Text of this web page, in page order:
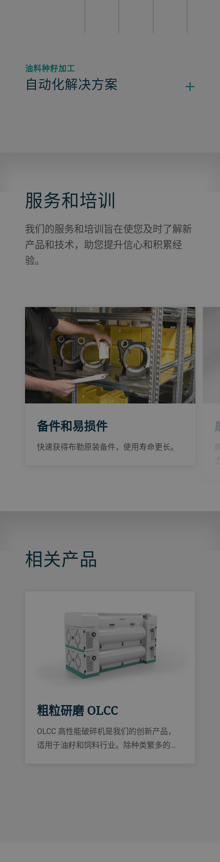
油料种籽加工
自动化解决方案
服务和培训
我们的服务和培训旨在使您及时了解新
产品和技术，助您提升信心和积累经
验。
备件和易损件
快速获得布勒原装备件，使用寿命更长。
相关产品
粗粒研磨 OLCC
OLCC 高性能破碎机是我们的创新产品，
适用于油籽和饲料行业。除种类繁多的应